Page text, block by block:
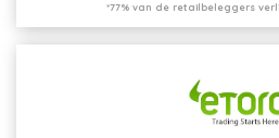
*77% van de retailbeleggers